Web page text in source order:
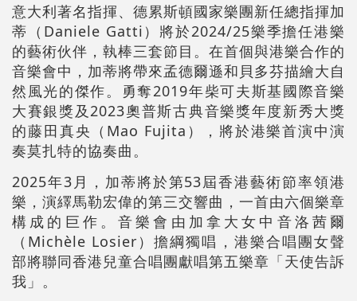
意大利著名指揮、德累斯頓國家樂團新任總指揮加
蒂（Daniele Gatti）將於2024/25樂季擔任港樂
的藝術伙伴，執棒三套節目。在首個與港樂合作的
音樂會中，加蒂將帶來孟德爾遜和貝多芬描繪大自
然風光的傑作。勇奪2019年柴可夫斯基國際音樂
大賽銀獎及2023奧普斯古典音樂獎年度新秀大獎
的藤田真央（Mao Fujita），將於港樂首演中演
奏莫扎特的協奏曲。
2025年3月，加蒂將於第53屆香港藝術節率領港
樂，演繹馬勒宏偉的第三交響曲，一首由六個樂章
構成的巨作。音樂會由加拿大女中音洛茜爾
（Michèle Losier）擔綱獨唱，港樂合唱團女聲
部將聯同香港兒童合唱團獻唱第五樂章「天使告訴
我」。